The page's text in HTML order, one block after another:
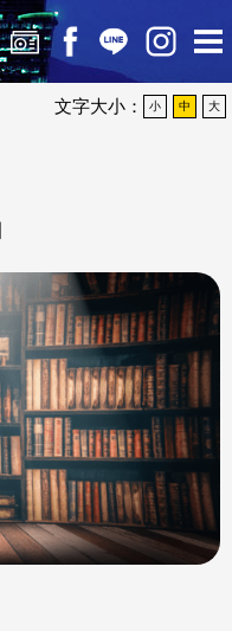
文字大小： 小 中 大